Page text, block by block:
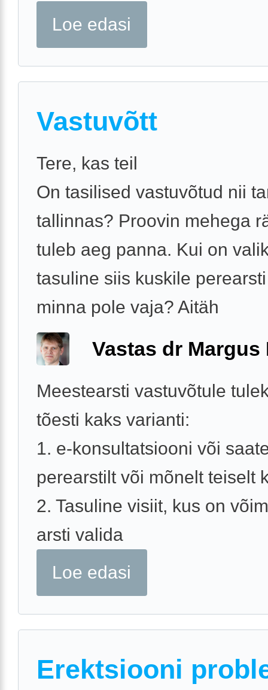
Loe edasi
Vastuvõtt
Tere, kas teil
On tasilised vastuvõtud nii
tallinnas? Proovin mehega
tuleb aeg panna. Kui on
tasuline siis kuskile
minna pole vaja? Aitäh
Vastas dr Margus
Meestearsti vastuvõtule
tõesti kaks varianti:
1. e-konsultatsiooni või
perearstilt või mõnelt teiselt
2. Tasuline visiit, kus on
arsti valida
Loe edasi
Erektsiooni